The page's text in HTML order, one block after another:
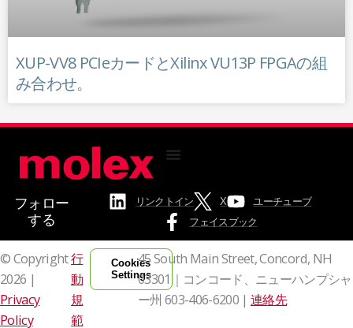
XUP-VV8 PCIeカードとXilinx VU13P FPGAの組
み合わせ。
リンクトイン X
ユーチューブ
フェイスブック
フォロー
する
© Copyright
2026 |
Privacy
Policy
行
動
規
範
Cookies
Settings
45 South Main Street, Concord, NH
03301｜コンコード、ニューハンプシャ
ー州 603-406-6200 | 連絡先